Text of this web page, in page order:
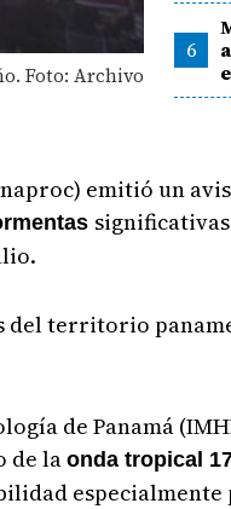
Foto: Archivo
6
emitió un
del territorio
de Panamá
de la onda tropical
especialmente